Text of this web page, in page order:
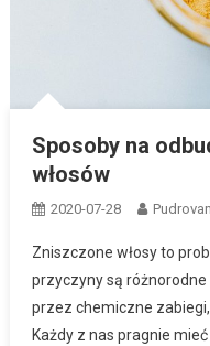
Sposoby na
włosów
2020-07-28
Zniszczone włosy to
przyczyny są
przez chemiczne
Każdy z nas pragnie